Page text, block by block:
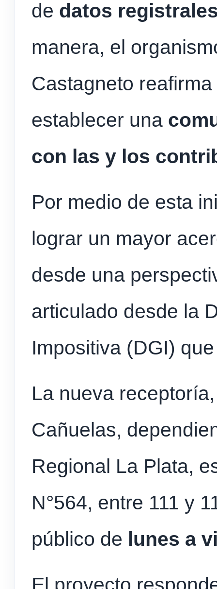
de datos
manera, el
Castagneto
establecer una
con las y los
Por medio de esta
lograr un mayor
desde una
articulado desde la
Impositiva (DGI)
La nueva
Cañuelas,
Regional La Plata,
N°564, entre 111 y
público de lunes a